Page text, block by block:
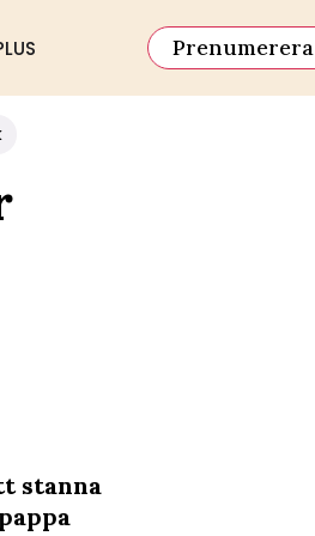
Prenumerera
stanna